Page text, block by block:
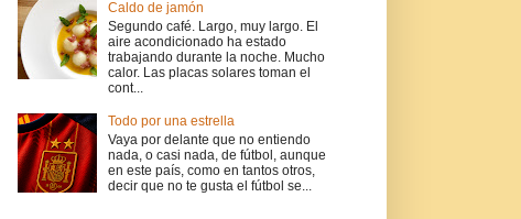
Caldo de jamón
Segundo café. Largo, muy largo. El
aire acondicionado ha estado
trabajando durante la noche. Mucho
calor. Las placas solares toman el
cont...
Todo por una estrella
Vaya por delante que no entiendo
nada, o casi nada, de fútbol, aunque
en este país, como en tantos otros,
decir que no te gusta el fútbol se...